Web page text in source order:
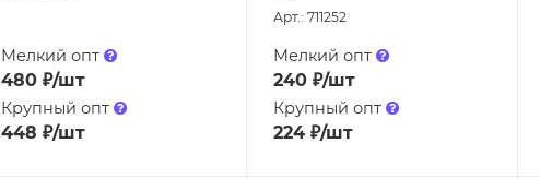
Мелкий опт
480 ₽/шт
Крупный опт
448 ₽/шт
Арт.: 711252
Мелкий опт
240₽/шт
Крупный опт
224₽/шт